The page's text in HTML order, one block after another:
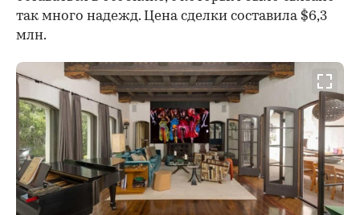
так много надежд. Цена сделки составила $6,3
млн.